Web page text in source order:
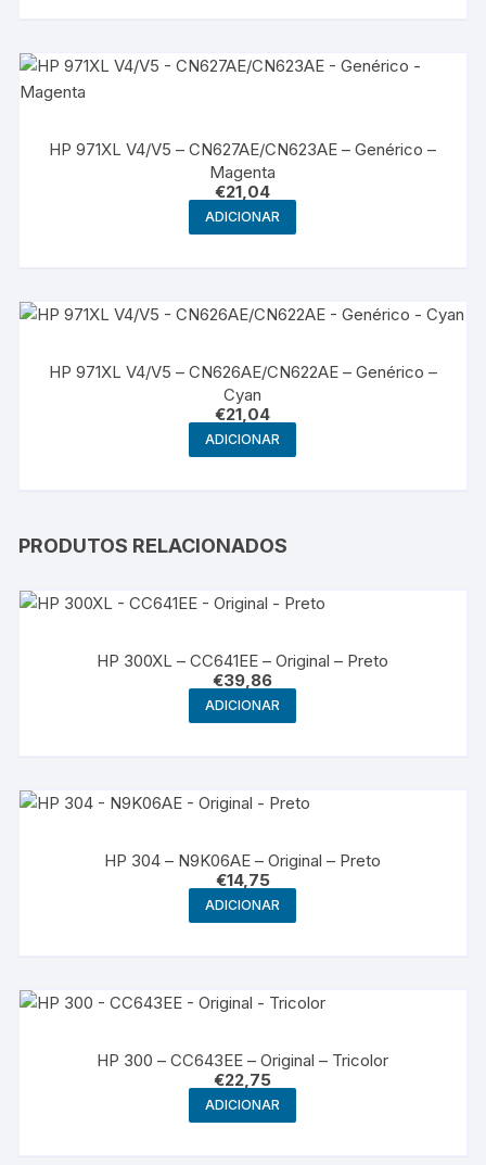
HP 971XL V4/V5 – CN627AE/CN623AE – Genérico –
Magenta
€21,04
ADICIONAR
HP 971XL V4/V5 – CN626AE/CN622AE – Genérico –
Cyan
€21,04
ADICIONAR
PRODUTOS RELACIONADOS
HP 300XL – CC641EE – Original – Preto
€39,86
ADICIONAR
HP 304 – N9K06AE – Original – Preto
€14,75
ADICIONAR
HP 300 – CC643EE – Original – Tricolor
€22,75
ADICIONAR